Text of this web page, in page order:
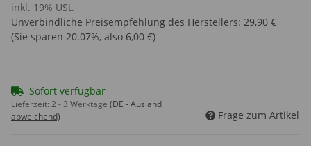
inkl. 19% USt.
Unverbindliche Preisempfehlung des Herstellers: 29,90 €
(Sie sparen 20.07%, also 6,00 €)
Sofort verfügbar
Lieferzeit: 2 - 3 Werktage (DE - Ausland
abweichend)
Frage zum Artikel